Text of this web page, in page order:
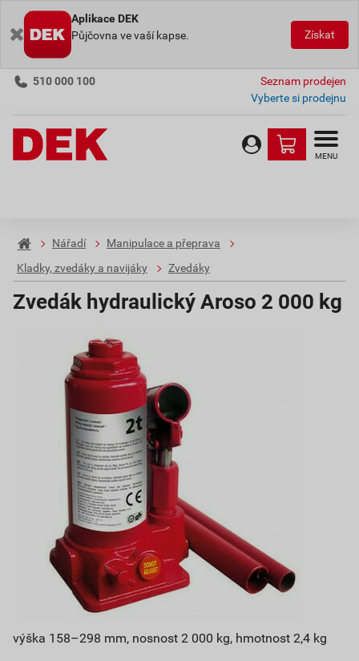
Aplikace DEK
Půjčovna ve vaší kapse.
Získat
510 000 100
Seznam prodejen
Vyberte si prodejnu
MENU
Nářadí
Manipulace a přeprava
Kladky, zvedáky a navijáky
Zvedáky
Zvedák hydraulický Aroso 2 000 kg
výška 158–298 mm, nosnost 2 000 kg, hmotnost 2,4 kg